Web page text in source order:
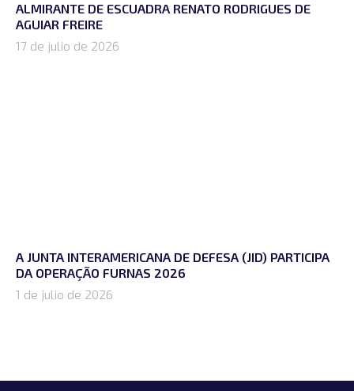
ALMIRANTE DE ESCUADRA RENATO RODRIGUES DE
AGUIAR FREIRE
17 de julio de 2026
A JUNTA INTERAMERICANA DE DEFESA (JID) PARTICIPA
DA OPERAÇÃO FURNAS 2026
1 de julio de 2026